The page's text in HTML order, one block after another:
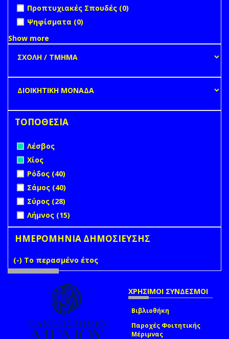
undefined
Προπτυχιακές Σπουδές (0)
undefined
Ψηφίσματα (0)
Show more
ΤΟΠΟΘΕΣΙΑ
Remove Λέσβος filter
Λέσβος
Remove Χίος filter
Χίος
Apply Ρόδος filter
Ρόδος (40)
Apply Σάμος filter
Σάμος (40)
Apply Σύρος filter
Σύρος (28)
Apply Λήμνος filter
Λήμνος (15)
ΗΜΕΡΟΜΗΝΙΑ ΔΗΜΟΣΙΕΥΣΗΣ
(-) Remove Το περασμένο έτος filter
Το περασμένο έτος
ΧΡΗΣΙΜΟΙ ΣΥΝΔΕΣΜΟΙ
Βιβλιοθήκη
Παροχές Φοιτητικής
Μέριμνας